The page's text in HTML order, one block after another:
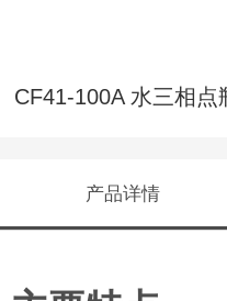
CF41-100A 水三相点
产品详情